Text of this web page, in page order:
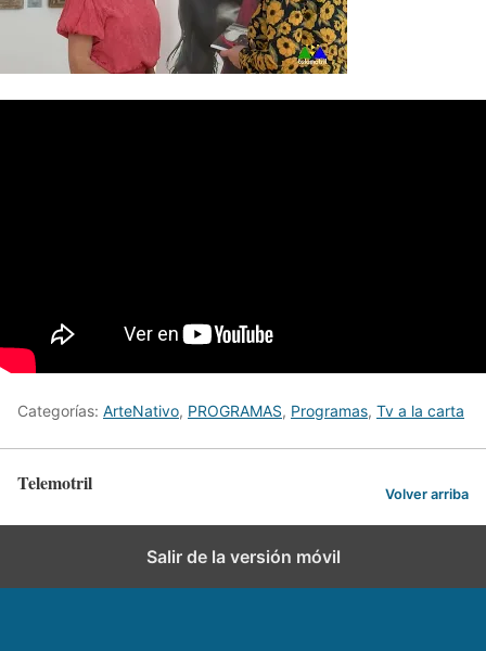
Categorías: ArteNativo, PROGRAMAS, Programas, Tv a la carta
Telemotril Volver arriba
Salir de la versión móvil